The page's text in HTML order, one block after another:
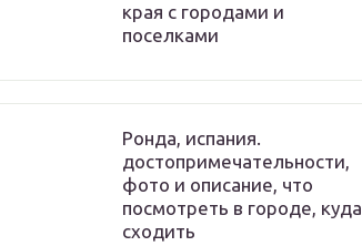
края с городами и
поселками
Ронда, испания.
достопримечательности,
фото и описание, что
посмотреть в городе, куда
сходить